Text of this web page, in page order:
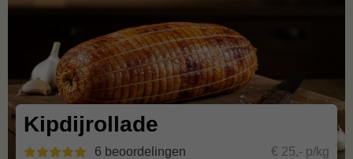
Kipdijrollade
6 beoordelingen € 25,- p/kg